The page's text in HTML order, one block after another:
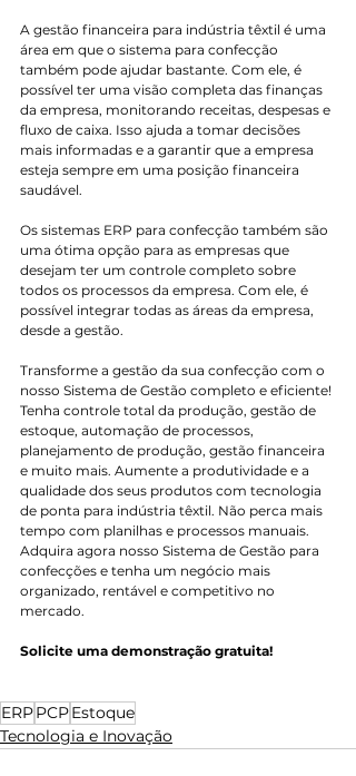
A gestão financeira para indústria têxtil é uma
área em que o sistema para confecção
também pode ajudar bastante. Com ele, é
possível ter uma visão completa das finanças
da empresa, monitorando receitas, despesas e
fluxo de caixa. Isso ajuda a tomar decisões
mais informadas e a garantir que a empresa
esteja sempre em uma posição financeira
saudável.
Os sistemas ERP para confecção também são
uma ótima opção para as empresas que
desejam ter um controle completo sobre
todos os processos da empresa. Com ele, é
possível integrar todas as áreas da empresa,
desde a gestão.
Transforme a gestão da sua confecção com o
nosso Sistema de Gestão completo e eficiente!
Tenha controle total da produção, gestão de
estoque, automação de processos,
planejamento de produção, gestão financeira
e muito mais. Aumente a produtividade e a
qualidade dos seus produtos com tecnologia
de ponta para indústria têxtil. Não perca mais
tempo com planilhas e processos manuais.
Adquira agora nosso Sistema de Gestão para
confecções e tenha um negócio mais
organizado, rentável e competitivo no
mercado.
Solicite uma demonstração gratuita!
ERPPCPEstoque
Tecnologia e Inovação